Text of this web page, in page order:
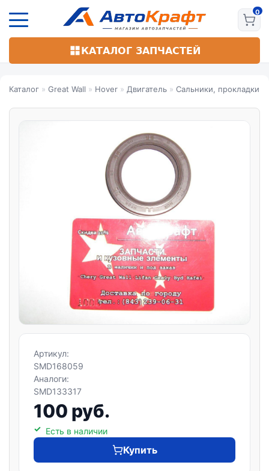
основному
КАТАЛОГ ЗАПЧАСТЕЙ
Каталог » Great Wall » Hover » Двигатель » Сальники, прокладки
Артикул:
SMD168059
Аналоги:
SMD133317
100 руб.
Есть в наличии
Купить